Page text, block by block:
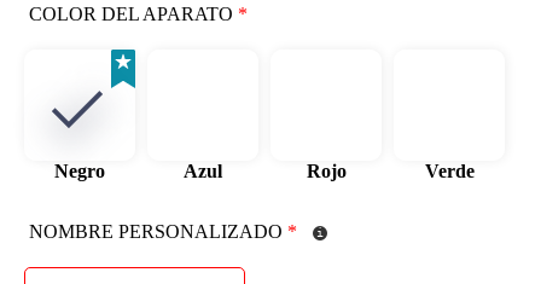
COLOR DEL APARATO *
Negro Azul Rojo Verde
NOMBRE PERSONALIZADO *